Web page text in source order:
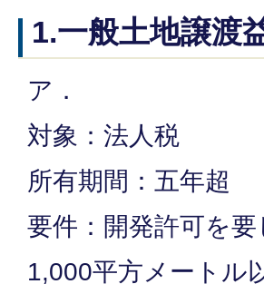
1.一般土地譲渡
ア．
対象：法人税
所有期間：五年超
要件：開発許可を
1,000平方メートル